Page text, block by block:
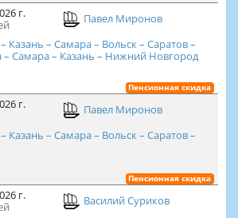
г.
Павел Миронов
– Самара – Вольск – Саратов –
– Самара – Казань – Нижний Новгород
Пенсионная скидка
г.
Павел Миронов
– Самара – Вольск – Саратов –
Пенсионная скидка
г.
Василий Суриков